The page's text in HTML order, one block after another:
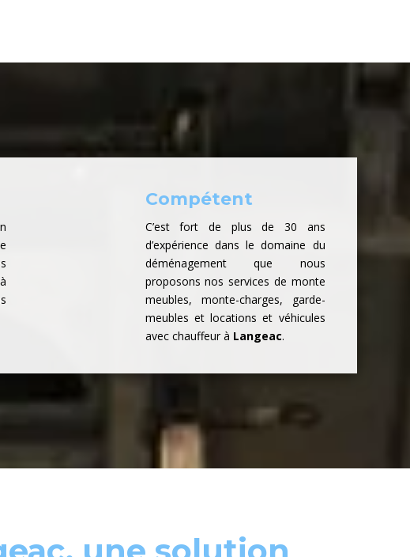
Compétent
C’est fort de plus de 30 ans
d’expérience dans le domaine du
déménagement que nous
proposons nos services de monte
meubles, monte-charges, garde-
meubles et locations et véhicules
avec chauffeur à Langeac.